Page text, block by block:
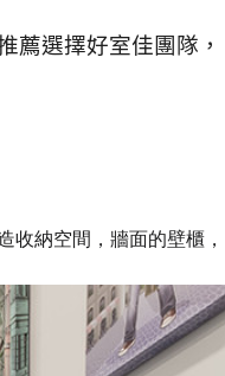
薦選擇好室佳團隊，
納空間，牆面的壁櫃，